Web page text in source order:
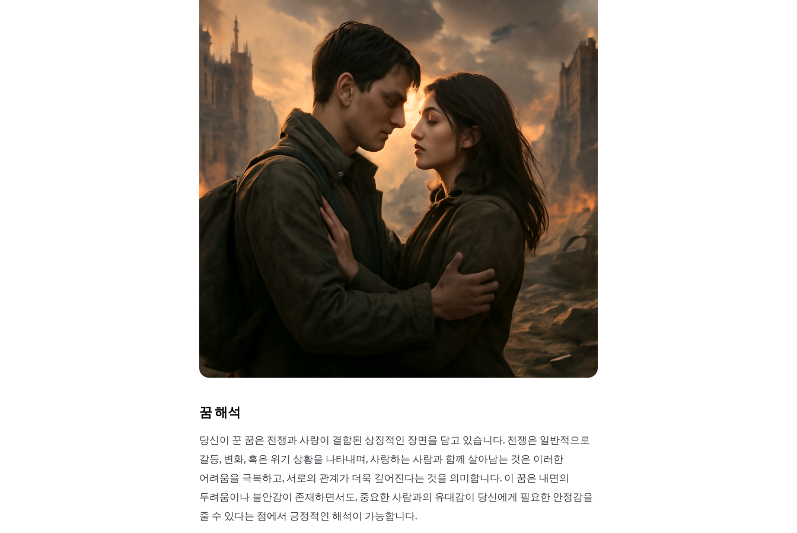
꿈 해석
당신이 꾼 꿈은 전쟁과 사랑이 결합된 상징적인 장면을 담고 있습니다. 전쟁은 일반적으로
갈등, 변화, 혹은 위기 상황을 나타내며, 사랑하는 사람과 함께 살아남는 것은 이러한
어려움을 극복하고, 서로의 관계가 더욱 깊어진다는 것을 의미합니다. 이 꿈은 내면의
두려움이나 불안감이 존재하면서도, 중요한 사람과의 유대감이 당신에게 필요한 안정감을
줄 수 있다는 점에서 긍정적인 해석이 가능합니다.